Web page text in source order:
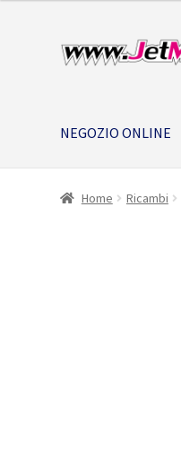
Vai
alla
Vai
al
NEGOZIO ONLINE
Home Ricambi